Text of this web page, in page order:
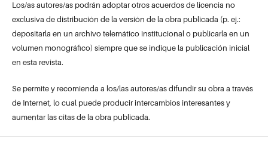
Los/as autores/as podrán adoptar otros acuerdos de licencia no
exclusiva de distribución de la versión de la obra publicada (p. ej.:
depositarla en un archivo telemático institucional o publicarla en un
volumen monográfico) siempre que se indique la publicación inicial
en esta revista.
Se permite y recomienda a los/las autores/as difundir su obra a través
de Internet, lo cual puede producir intercambios interesantes y
aumentar las citas de la obra publicada.